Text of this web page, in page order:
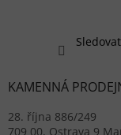
KAMENNÁ
28. října 886/249
709 00, Ostrava 9